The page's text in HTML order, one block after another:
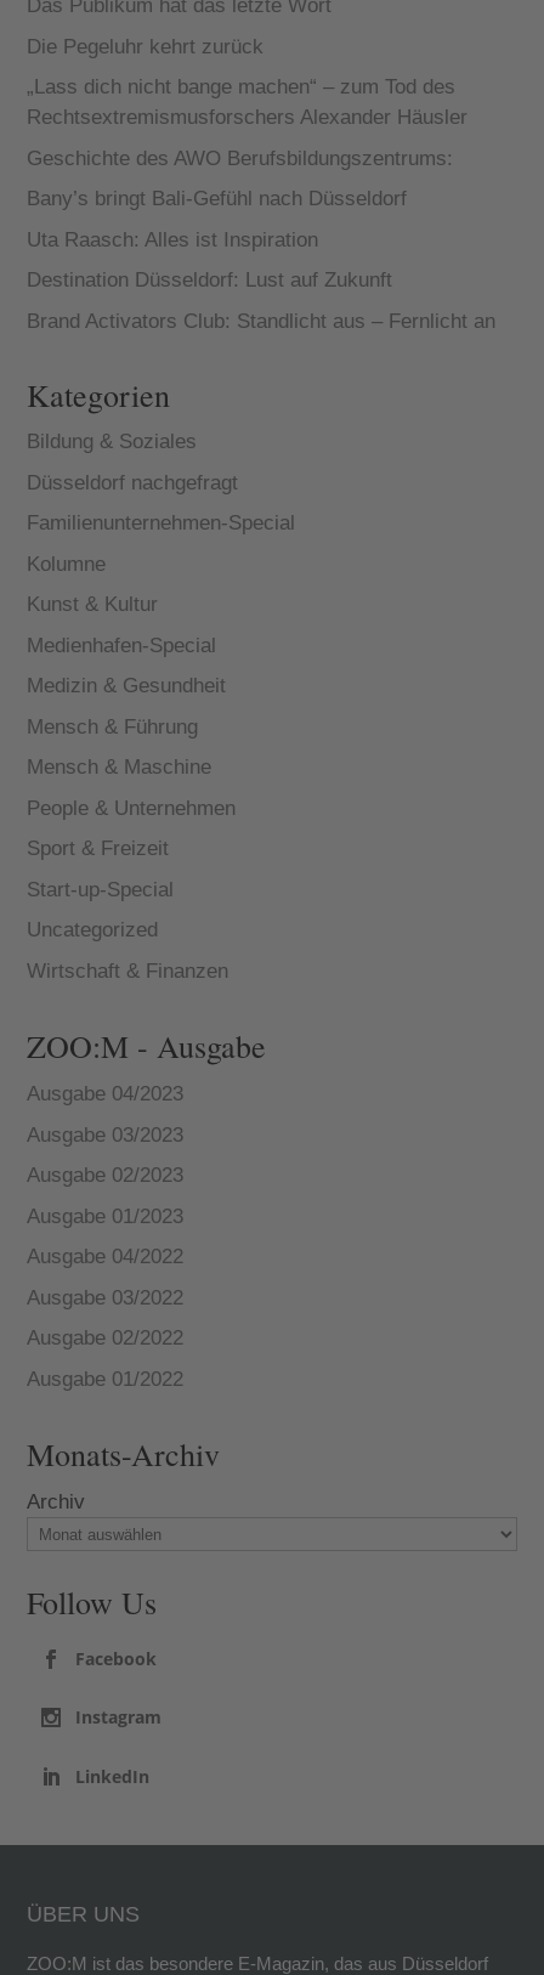
Das Publikum hat das letzte Wort
Die Pegeluhr kehrt zurück
„Lass dich nicht bange machen“ – zum Tod des
Rechtsextremismusforschers Alexander Häusler
Geschichte des AWO Berufsbildungszentrums:
Bany’s bringt Bali-Gefühl nach Düsseldorf
Uta Raasch: Alles ist Inspiration
Destination Düsseldorf: Lust auf Zukunft
Brand Activators Club: Standlicht aus – Fernlicht an
Kategorien
Bildung & Soziales
Düsseldorf nachgefragt
Familienunternehmen-Special
Kolumne
Kunst & Kultur
Medienhafen-Special
Medizin & Gesundheit
Mensch & Führung
Mensch & Maschine
People & Unternehmen
Sport & Freizeit
Start-up-Special
Uncategorized
Wirtschaft & Finanzen
ZOO:M - Ausgabe
Ausgabe 04/2023
Ausgabe 03/2023
Ausgabe 02/2023
Ausgabe 01/2023
Ausgabe 04/2022
Ausgabe 03/2022
Ausgabe 02/2022
Ausgabe 01/2022
Monats-Archiv
Archiv
Follow Us
Facebook
Instagram
LinkedIn
ÜBER UNS
ZOO:M ist das besondere E-Magazin, das aus Düsseldorf